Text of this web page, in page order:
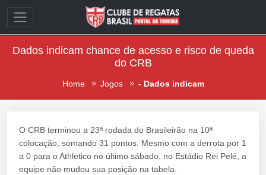
Dados indicam chance de acesso e risco de queda
do CRB
Home Jogos - Dados indicam
O CRB terminou a 23ª rodada do Brasileirão na 10ª
colocação, somando 31 pontos. Mesmo com a derrota por 1
a 0 para o Athletico no último sábado, no Estádio Rei Pelé, a
equipe não mudou sua posição na tabela.